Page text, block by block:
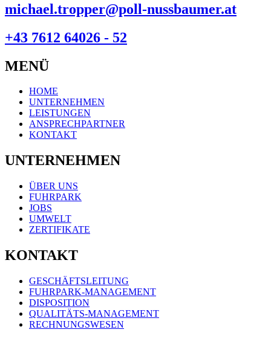
michael.tropper@poll-nussbaumer.at
+43 7612 64026 - 52
MENÜ
HOME
UNTERNEHMEN
LEISTUNGEN
ANSPRECHPARTNER
KONTAKT
UNTERNEHMEN
ÜBER UNS
FUHRPARK
JOBS
UMWELT
ZERTIFIKATE
KONTAKT
GESCHÄFTSLEITUNG
FUHRPARK-MANAGEMENT
DISPOSITION
QUALITÄTS-MANAGEMENT
RECHNUNGSWESEN